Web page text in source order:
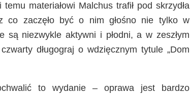
materiałowi Malchus trafił pod skrzydła
co zaczęło być o nim głośno nie tylko w
są niezwykle aktywni i płodni, a w zeszłym
długograj o wdzięcznym tytule „Dom
to wydanie – oprawa jest bardzo